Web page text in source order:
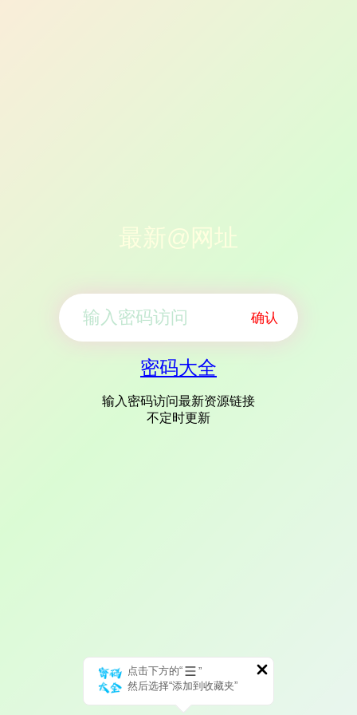
最新@网址
确认
密码大全
输入密码访问最新资源链接
不定时更新
点击下方的“
”
然后选择“添加到收藏夹”